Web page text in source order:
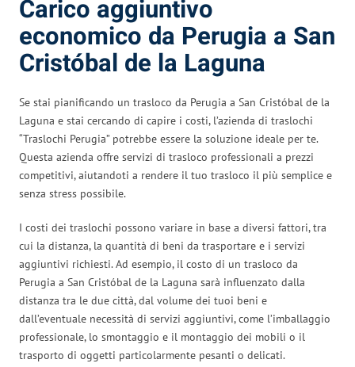
Carico aggiuntivo
economico da Perugia a San
Cristóbal de la Laguna
Se stai pianificando un trasloco da Perugia a San Cristóbal de la
Laguna e stai cercando di capire i costi, l’azienda di traslochi
“Traslochi Perugia” potrebbe essere la soluzione ideale per te.
Questa azienda offre servizi di trasloco professionali a prezzi
competitivi, aiutandoti a rendere il tuo trasloco il più semplice e
senza stress possibile.
I costi dei traslochi possono variare in base a diversi fattori, tra
cui la distanza, la quantità di beni da trasportare e i servizi
aggiuntivi richiesti. Ad esempio, il costo di un trasloco da
Perugia a San Cristóbal de la Laguna sarà influenzato dalla
distanza tra le due città, dal volume dei tuoi beni e
dall’eventuale necessità di servizi aggiuntivi, come l’imballaggio
professionale, lo smontaggio e il montaggio dei mobili o il
trasporto di oggetti particolarmente pesanti o delicati.